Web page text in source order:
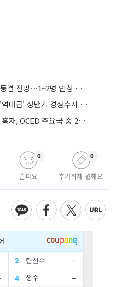
우리금융硏 "8월 기준금리 동결 전망⋯1~2명 인상 소수의견 낼 것"
반도체 날개 달고 날았다⋯'역대급' 상반기 경상수지 흑자 2000억달러 육박
한은 "'또 신기록' 경상수지 흑자, OCED 주요국 중 2위⋯반도체 수출 효과"
슬퍼요
0
추가취재 원해요
0